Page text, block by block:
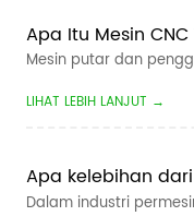
yang memproduksi suku
Apa Itu Mesin
Mesin putar dan
yang dikendalikan
seperti diameter,
LIHAT LEBIH LANJUT →
Apa kelebihan
Dalam industri